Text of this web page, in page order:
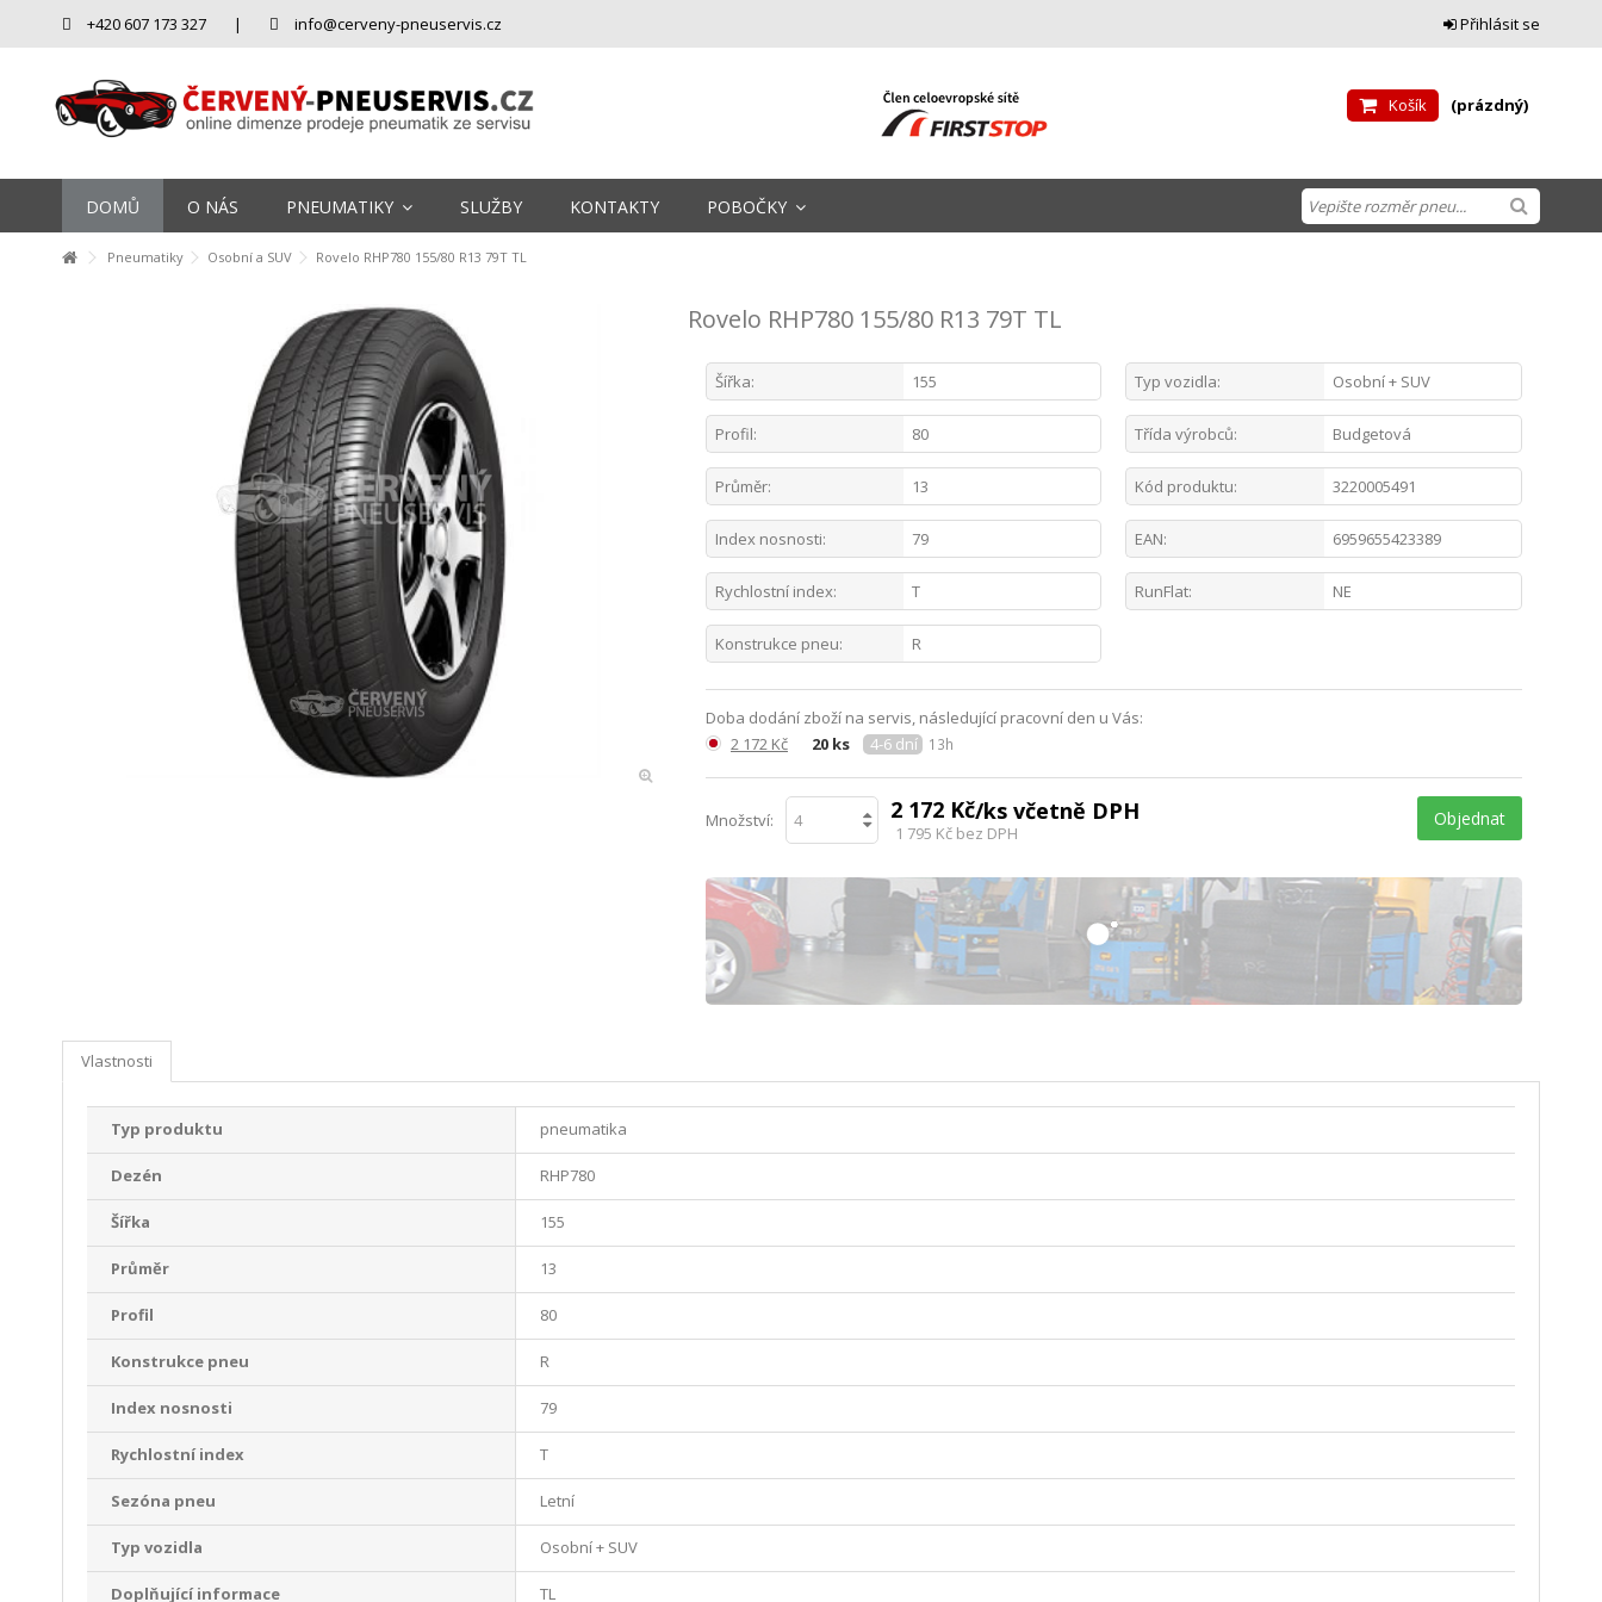
Přihlásit se
+420 607 173 327 | info@cerveny-pneuservis.cz
Košík (prázdný)
DOMŮ O NÁS PNEUMATIKY SLUŽBY KONTAKTY POBOČKY
Pneumatiky Osobní a SUV Rovelo RHP780 155/80 R13 79T TL
Rovelo RHP780 155/80 R13 79T TL
Šířka: 155 Typ vozidla: Osobní + SUV
Profil: 80 Třída výrobců: Budgetová
Průměr: 13 Kód produktu: 3220005491
Index nosnosti: 79 EAN: 6959655423389
Rychlostní index: T RunFlat: NE
Konstrukce pneu: R
Doba dodání zboží na servis, následující pracovní den u Vás:
2 172 Kč
20 ks 4-6 dní 13h
Objednat
Množství: 2 172 Kč/ks včetně DPH
1 795 Kč bez DPH
Vlastnosti
Typ produktu pneumatika
Dezén RHP780
Šířka 155
Průměr 13
Profil 80
Konstrukce pneu R
Index nosnosti 79
Rychlostní index T
Sezóna pneu Letní
Typ vozidla Osobní + SUV
Doplňující informace TL